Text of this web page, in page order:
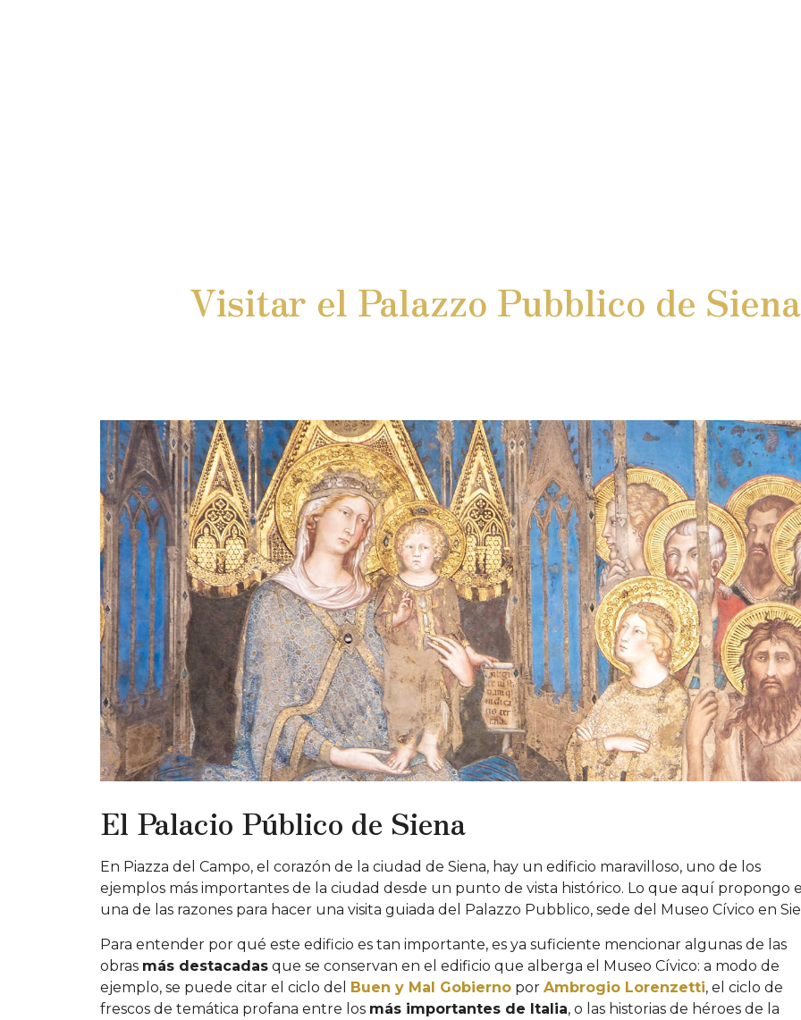
Visitar el Palazzo Pubblico de
El Palacio Público de Siena
En Piazza del Campo, el corazón de la ciudad de Siena, hay un edificio maravilloso, uno de los
ejemplos más importantes de la ciudad desde un punto de vista histórico. Lo que aquí propongo
una de las razones para hacer una visita guiada del Palazzo Pubblico, sede del Museo Cívico en
Para entender por qué este edificio es tan importante, es ya suficiente mencionar algunas de las
obras más destacadas que se conservan en el edificio que alberga el Museo Cívico: a modo de
ejemplo, se puede citar el ciclo del Buen y Mal Gobierno por Ambrogio Lorenzetti, el ciclo de
frescos de temática profana entre los más importantes de Italia, o las historias de héroes de la